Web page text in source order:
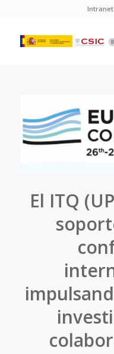
Intranet
El ITQ